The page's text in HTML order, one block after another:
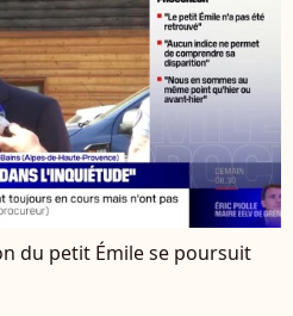
du petit Émile se poursuit